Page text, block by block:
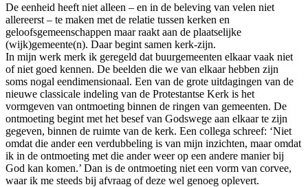
De eenheid heeft niet alleen – en in de beleving van velen niet
allereerst – te maken met de relatie tussen kerken en
geloofsgemeenschappen maar raakt aan de plaatselijke
(wijk)gemeente(n). Daar begint samen kerk-zijn.
In mijn werk merk ik geregeld dat buurgemeenten elkaar vaak niet
of niet goed kennen. De beelden die we van elkaar hebben zijn
soms nogal eendimensionaal. Een van de grote uitdagingen van de
nieuwe classicale indeling van de Protestantse Kerk is het
vormgeven van ontmoeting binnen de ringen van gemeenten. De
ontmoeting begint met het besef van Godswege aan elkaar te zijn
gegeven, binnen de ruimte van de kerk. Een collega schreef: ‘Niet
omdat die ander een verdubbeling is van mijn inzichten, maar omdat
ik in de ontmoeting met die ander weer op een andere manier bij
God kan komen.’ Dan is de ontmoeting niet een vorm van corvee,
waar ik me steeds bij afvraag of deze wel genoeg oplevert.